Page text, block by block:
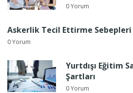
0 Yorum
Askerlik Tecil Ettirme Sebepleri
0 Yorum
Yurtdışı Eğitim
Şartları
0 Yorum